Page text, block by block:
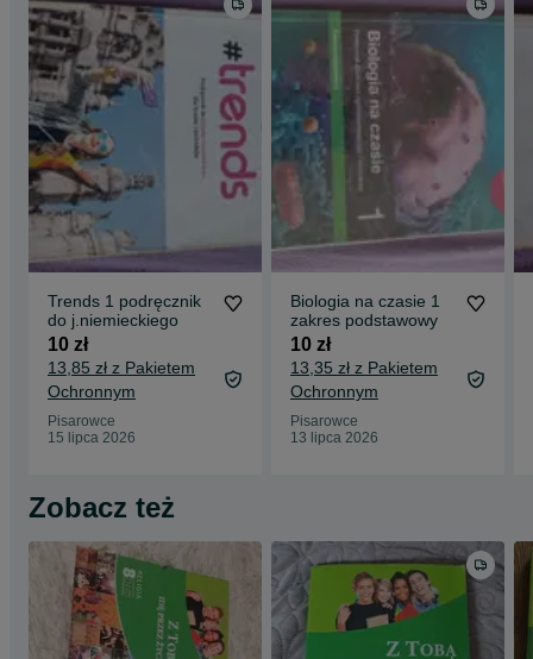
Trends 1 podręcznik
do j.niemieckiego
10 zł
13,85 zł z Pakietem
Ochronnym
Pisarowce
15 lipca 2026
Biologia na czasie 1
zakres podstawowy
10 zł
13,35 zł z Pakietem
Ochronnym
Pisarowce
13 lipca 2026
Zobacz też